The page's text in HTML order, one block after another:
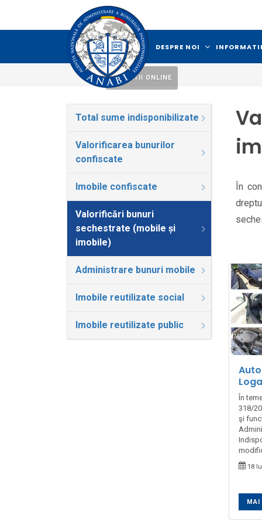
LICITATII ONLINE
DESPRE NOI
În
În
318/
şi
18
Total sume indisponibilizate
Valorificarea bunurilor
confiscate
Imobile confiscate
Valorificări bunuri
sechestrate (mobile și
imobile)
Administrare bunuri mobile
Imobile reutilizate social
Imobile reutilizate public